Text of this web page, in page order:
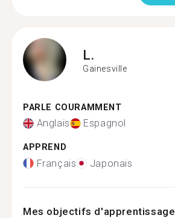
L.
Gainesville
PARLE COURAMMENT
Anglais Espagnol
APPREND
Français Japonais
Mes objectifs d'apprentissage